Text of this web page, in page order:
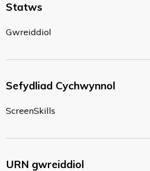
Statws
Gwreiddiol
Sefydliad Cychwynnol
ScreenSkills
URN gwreiddiol